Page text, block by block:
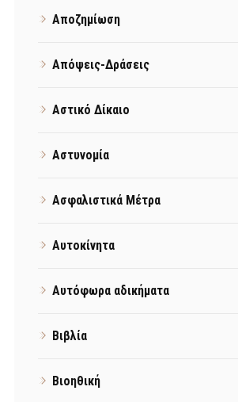
Αποζημίωση
Απόψεις-Δράσεις
Αστικό Δίκαιο
Αστυνομία
Ασφαλιστικά Μέτρα
Αυτοκίνητα
Αυτόφωρα αδικήματα
Βιβλία
Βιοηθική